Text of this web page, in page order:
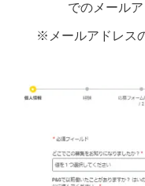
でのメール
※メールアドレス